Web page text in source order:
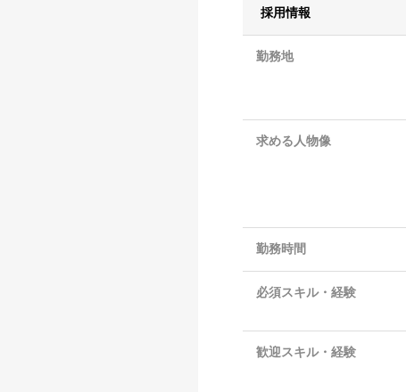
採用情報
勤務地
求める人物像
勤務時間
必須スキル・経験
歓迎スキル・経験